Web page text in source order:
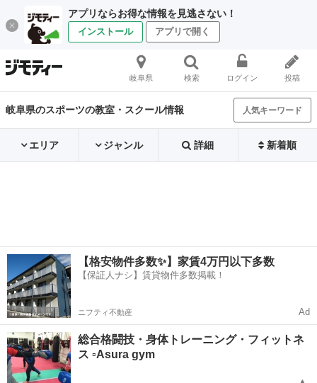
アプリならお得な情報を見逃さない！
インストール アプリで開く
岐阜県 検索 ログイン 投稿
岐阜県のスポーツの教室・スクール情報 人気キーワード
エリア ジャンル 詳細 新着順
【格安物件多数✨】家賃4万円以下多数
【保証人ナシ】賃貸物件多数掲載！
ニフティ不動産 Ad
総合格闘技・身体トレーニング・フィットネ
ス ▫︎Asura gym